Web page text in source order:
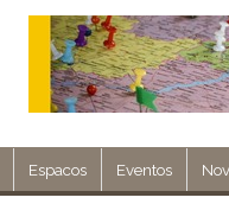
Espacos Eventos